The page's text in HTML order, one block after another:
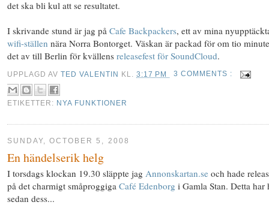
det ska bli kul att se resultatet.
I skrivande stund är jag på Cafe Backpackers, ett av mina
wifi-ställen nära Norra Bontorget. Väskan är packad för om tio
det av till Berlin för kvällens releasefest för SoundCloud.
UPPLAGD AVTED VALENTIN KL.3:17 PM 3 COMMENTS :
ETIKETTER: NYA FUNKTIONER
SUNDAY, OCTOBER 5, 2008
En händelserik helg
I torsdags klockan 19.30 släppte jag Annonskartan.se och hade
på det charmigt småproggiga Café Edenborg i Gamla Stan. Detta har
sedan dess...